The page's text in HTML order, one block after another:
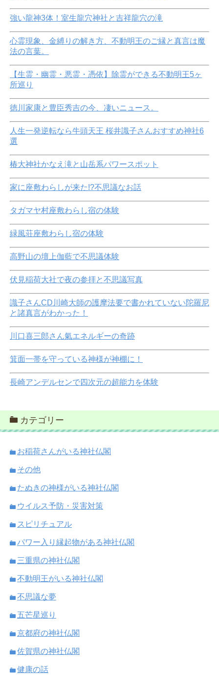
強い龍神3体！室生龍穴神社と吉祥龍穴の滝
心霊現象、金縛りの解き方、不動明王のご縁と真言は魔
法の言葉。
【生霊・幽霊・悪霊・憑依】除霊ができる不動明王5ヶ
所巡り
徳川家康と豊臣秀吉の今、凄いニュース。
人生一発逆転なら牛頭天王 桜井識子さんおすすめ神社6
選
椿大神社かなえ滝と山岳系パワースポット
家に座敷わらしが来た!?不思議なお話
タガマヤ村座敷わらし宿の体験
緑風荘座敷わらし宿の体験
高野山の壇上伽藍で不思議体験
伏見稲荷大社で夜の参拝と不思議写真
識子さんCD川崎大師の護摩法要で書かれていない陀羅尼
と諸真言がわかった！
川口喜三郎さん氣エネルギーの奇跡
箕面一帯を守っている神様が神棚に！
長崎アンデルセンで四次元の超能力を体験
カテゴリー
お稲荷さんがいる神社仏閣
その他
たぬきの神様がいる神社仏閣
ウイルス予防・災害対策
スピリチュアル
パワー入り縁起物がある神社仏閣
三重県の神社仏閣
不動明王がいる神社仏閣
不思議な夢
五芒星巡り
京都府の神社仏閣
佐賀県の神社仏閣
健康の話